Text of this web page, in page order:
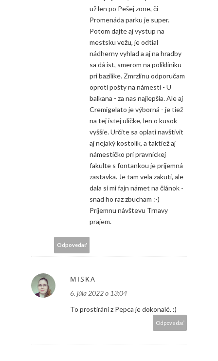
už len po Pešej zone, či
Promenáda parku je super.
Potom dajte aj vystup na
mestsku vežu, je odtial
nádherny vyhlad a aj na hradby
sa dá ist, smerom na polikliniku
pri bazilike. Zmrzlinu odporučam
oproti pošty na námesti - U
balkana - za nas najlepšia. Ale aj
Cremigelato je výborná - je tiež
na tej istej uličke, len o kusok
vyššie. Určite sa oplati navštivit
aj nejaký kostolik, a taktiež aj
námestičko pri pravnickej
fakulte s fontankou je prijemná
zastavka. Je tam vela zakuti, ale
dala si mi fajn námet na článok -
snad ho raz zbucham :-)
Prijemnu návštevu Trnavy
prajem.
Odpovedať
MISKA
6. júla 2022 o 13:04
To prostírání z Pepca je dokonalé. :)
Odpovedať